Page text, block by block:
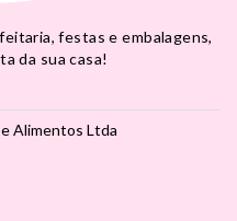
festas e embalagens,
da sua casa!
Alimentos Ltda